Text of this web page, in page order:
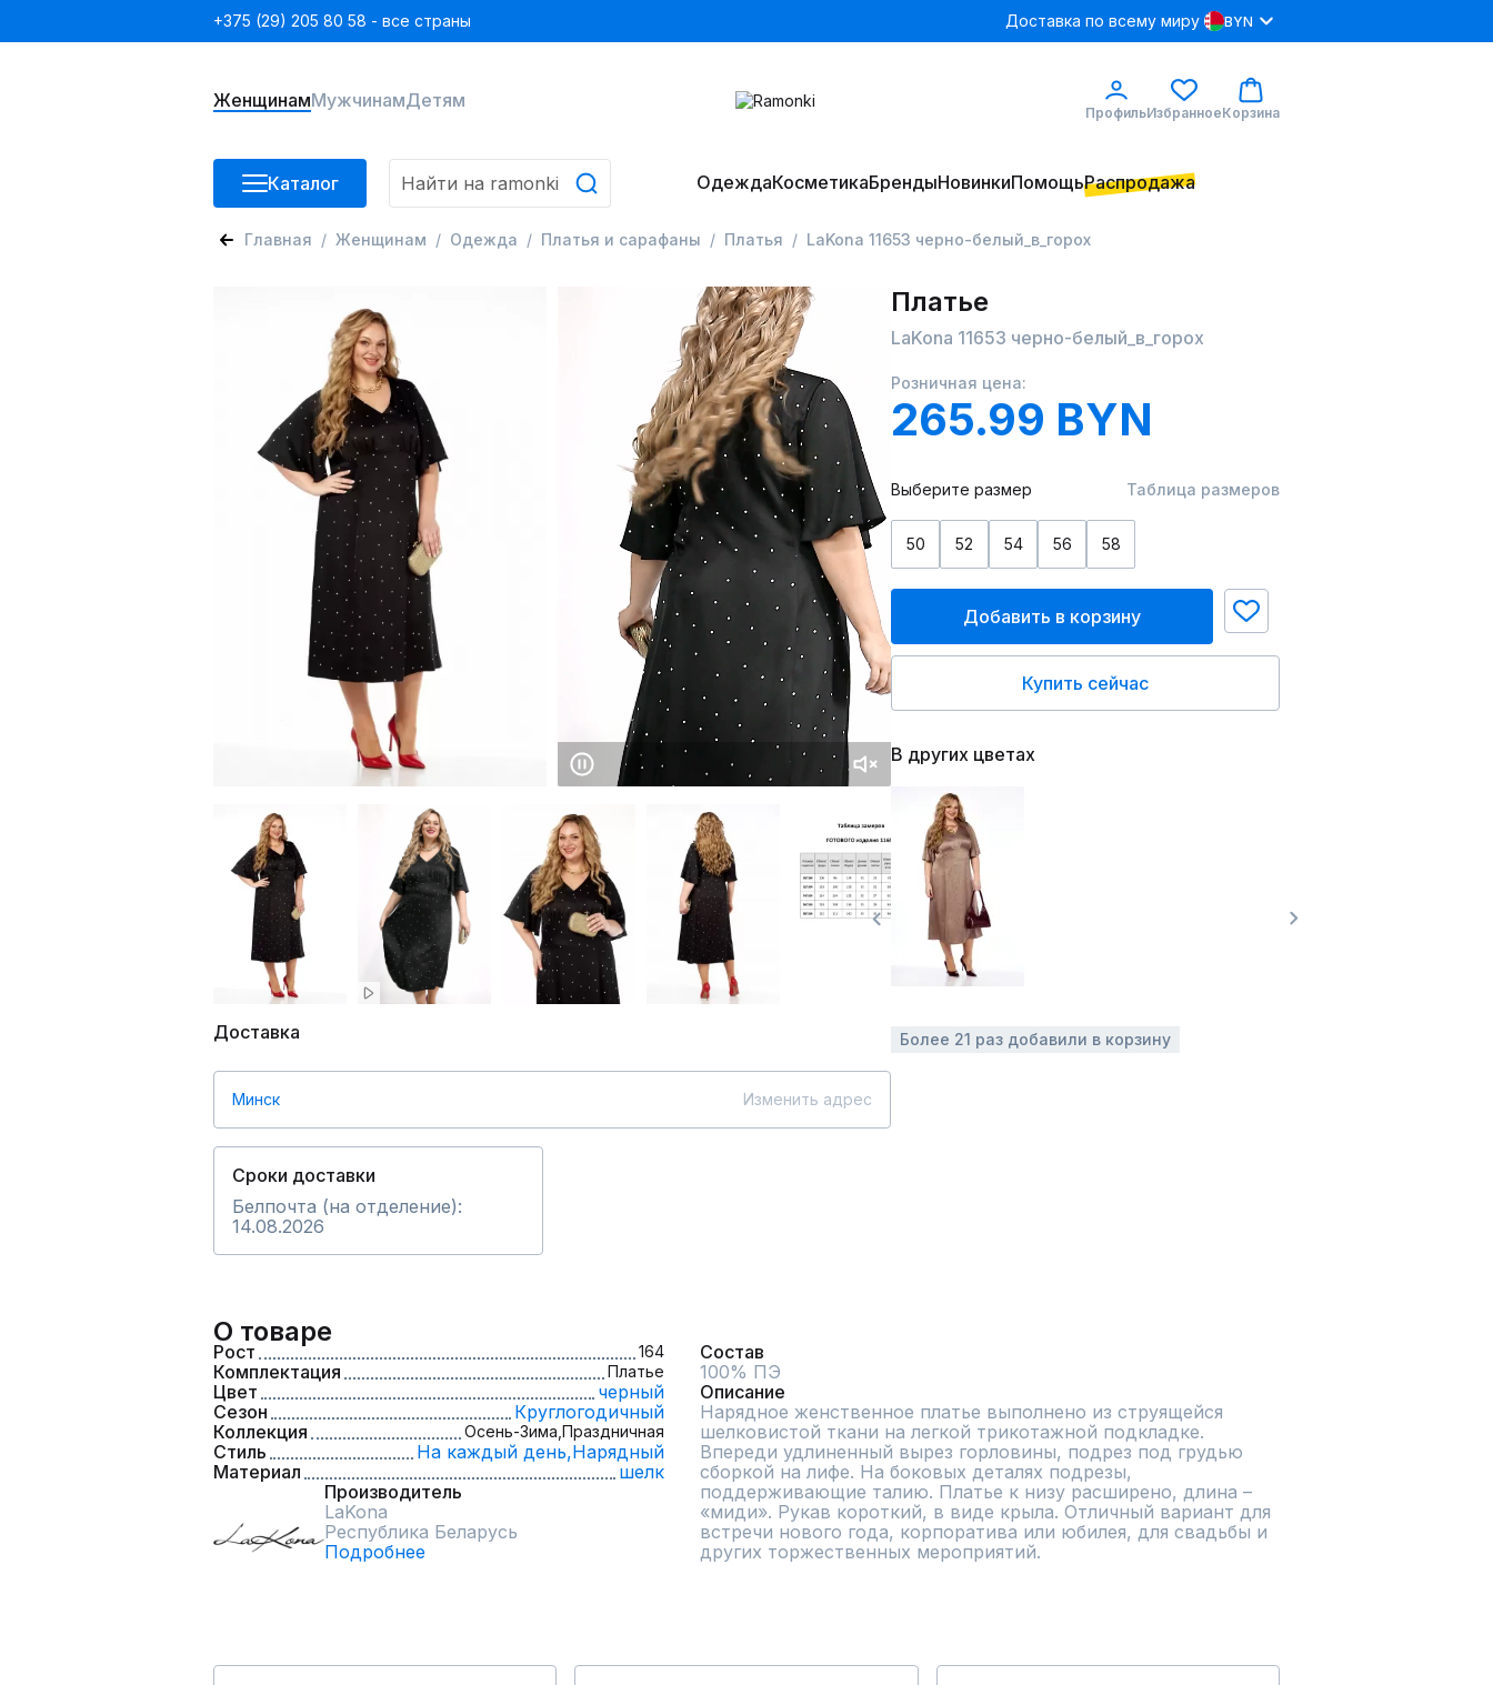
+375 (29) 205 80 58 - все страны Доставка по всему миру BYN
ЖенщинамМужчинамДетям
ПрофильИзбранноеКорзина
Каталог ОдеждаКосметикаБрендыНовинкиПомощьРаспродажа
Главная Женщинам Одежда Платья и сарафаны Платья LaKona 11653 черно-белый_в_горох
Доставка
Минск Изменить адрес
Сроки доставки
Белпочта (на отделение):
14.08.2026
Платье
LaKona 11653 черно-белый_в_горох
Розничная цена:
265.99 BYN
Выберите размер Таблица размеров
50 52 54 56 58
Добавить в корзину
Купить сейчас
В других цветах
Более 21 раз добавили в корзину
О товаре
Рост 164
Комплектация Платье
Цвет
черный
Сезон
Круглогодичный
Коллекция
Осень-Зима, Праздничная
Стиль На каждый день,Нарядный
Материал
шелк
Производитель
LaKona
Республика Беларусь
Подробнее
Состав
100% ПЭ
Описание
Нарядное женственное платье выполнено из струящейся
шелковистой ткани на легкой трикотажной подкладке.
Впереди удлиненный вырез горловины, подрез под грудью
сборкой на лифе. На боковых деталях подрезы,
поддерживающие талию. Платье к низу расширено, длина –
«миди». Рукав короткий, в виде крыла. Отличный вариант для
встречи нового года, корпоратива или юбилея, для свадьбы и
других торжественных мероприятий.